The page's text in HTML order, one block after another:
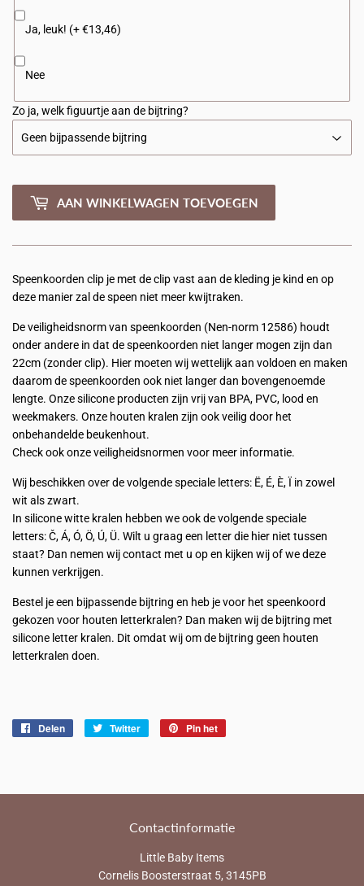
Ja, leuk! (+ €13,46)
Nee
Zo ja, welk figuurtje aan de bijtring?
AAN WINKELWAGEN TOEVOEGEN
Speenkoorden clip je met de clip vast aan de kleding je kind en op
deze manier zal de speen niet meer kwijtraken.
De veiligheidsnorm van speenkoorden (Nen-norm 12586) houdt
onder andere in dat de speenkoorden niet langer mogen zijn dan
22cm (zonder clip). Hier moeten wij wettelijk aan voldoen en maken
daarom de speenkoorden ook niet langer dan bovengenoemde
lengte. Onze silicone producten zijn vrij van BPA, PVC, lood en
weekmakers. Onze houten kralen zijn ook veilig door het
onbehandelde beukenhout.
Check ook onze veiligheidsnormen voor meer informatie.
Wij beschikken over de volgende speciale letters: Ë, É, È, Ï in zowel
wit als zwart.
In silicone witte kralen hebben we ook de volgende speciale
letters:Č, Á, Ó, Ö, Ú, Ü. Wilt u graag een letter die hier niet tussen
staat? Dan nemen wij contact met u op en kijken wij of we deze
kunnen verkrijgen.
Bestel je een bijpassende bijtring en heb je voor het speenkoord
gekozen voor houten letterkralen? Dan maken wij de bijtring met
silicone letter kralen. Dit omdat wij om de bijtring geen houten
letterkralen doen.
Delen
Delen
Twitter
TwitterenPin het
Contactinformatie
Little Baby Items
Cornelis Boosterstraat 5, 3145PB